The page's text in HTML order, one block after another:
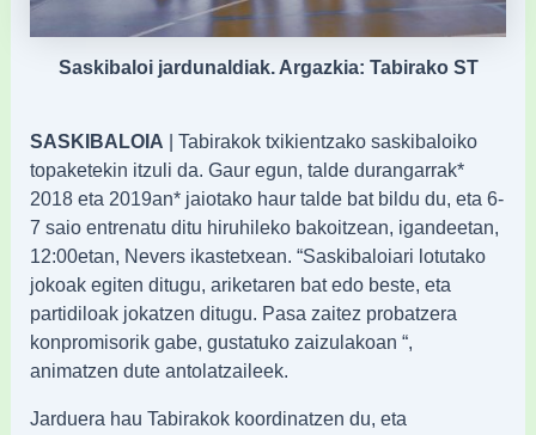
Saskibaloi jardunaldiak. Argazkia: Tabirako ST
SASKIBALOIA | Tabirakok txikientzako saskibaloiko
topaketekin itzuli da. Gaur egun, talde durangarrak*
2018 eta 2019an* jaiotako haur talde bat bildu du, eta 6-
7 saio entrenatu ditu hiruhileko bakoitzean, igandeetan,
12:00etan, Nevers ikastetxean. “Saskibaloiari lotutako
jokoak egiten ditugu, ariketaren bat edo beste, eta
partidiloak jokatzen ditugu. Pasa zaitez probatzera
konpromisorik gabe, gustatuko zaizulakoan “,
animatzen dute antolatzaileek.
Jarduera hau Tabirakok koordinatzen du, eta